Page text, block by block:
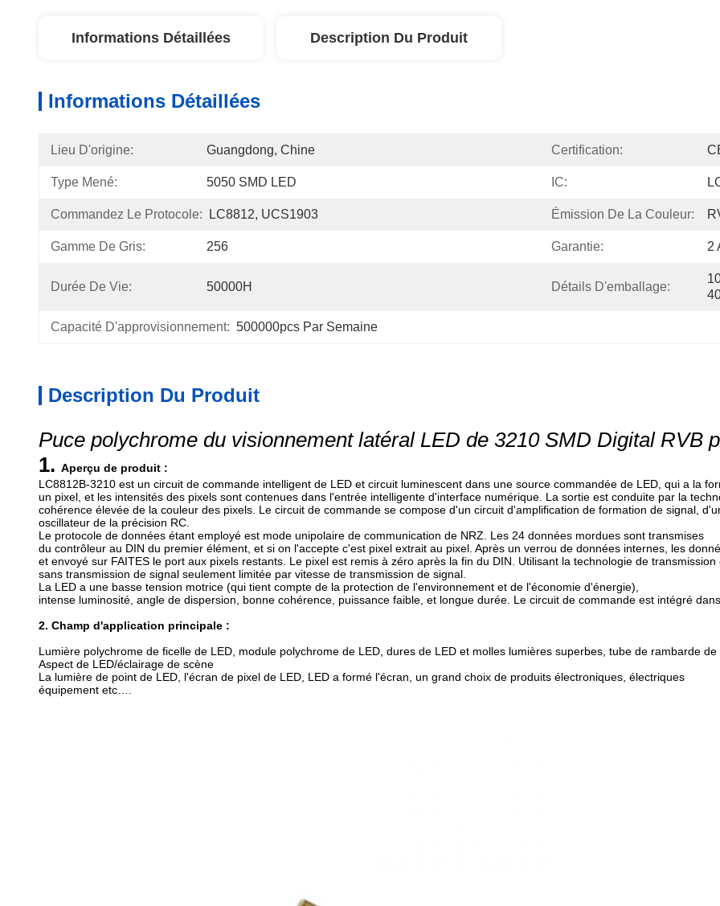
Informations Détaillées Description Du Produit
Informations Détaillées
Lieu D'origine: Guangdong, Chine Certification:
Type Mené: 5050 SMD LED IC:
Commandez Le Protocole: LC8812, UCS1903 Émission De La Couleur:
Gamme De Gris: 256 Garantie: 2
Durée De Vie: 50000H Détails D'emballage:
Capacité D'approvisionnement: 500000pcs Par Semaine
Description Du Produit
Puce polychrome du visionnement latéral LED de 3210 SMD Digital RVB
1. Aperçu de produit :
LC8812B-3210 est un circuit de commande intelligent de LED et circuit luminescent dans une source commandée de LED, qui a la
un pixel, et les intensités des pixels sont contenues dans l'entrée intelligente d'interface numérique. La sortie est conduite par la
cohérence élevée de la couleur des pixels. Le circuit de commande se compose d'un circuit d'amplification de formation de signal,
oscillateur de la précision RC.
Le protocole de données étant employé est mode unipolaire de communication de NRZ. Les 24 données mordues sont transmises
du contrôleur au DIN du premier élément, et si on l'accepte c'est pixel extrait au pixel. Après un verrou de données internes, les
et envoyé sur FAITES le port aux pixels restants. Le pixel est remis à zéro après la fin du DIN. Utilisant la technologie de
sans transmission de signal seulement limitée par vitesse de transmission de signal.
La LED a une basse tension motrice (qui tient compte de la protection de l'environnement et de l'économie d'énergie),
intense luminosité, angle de dispersion, bonne cohérence, puissance faible, et longue durée. Le circuit de commande est intégré
2. Champ d'application principale :
Lumière polychrome de ficelle de LED, module polychrome de LED, dures de LED et molles lumières superbes, tube de rambarde de
Aspect de LED/éclairage de scène
La lumière de point de LED, l'écran de pixel de LED, LED a formé l'écran, un grand choix de produits électroniques, électriques
équipement etc….